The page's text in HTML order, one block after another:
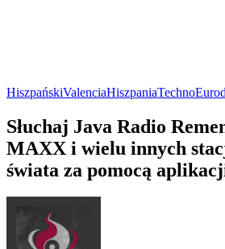
HiszpańskiValenciaHiszpaniaTechno
Słuchaj Java Radio
MAXX i wielu innych
świata za pomocą